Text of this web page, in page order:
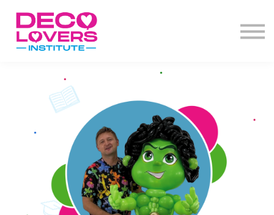
Diplomado
Actos de grado
Iniciar Sesión